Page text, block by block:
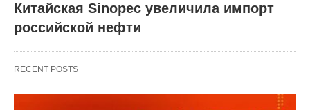
Китайская Sinopec увеличила импорт
российской нефти
RECENT POSTS